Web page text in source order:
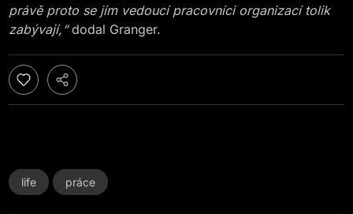
právě proto se jím vedoucí pracovníci organizací tolik
zabývají,“dodal Granger.
life práce